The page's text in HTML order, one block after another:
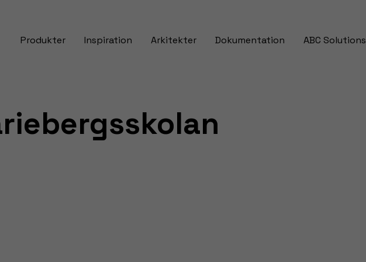
Produkter Inspiration Arkitekter Dokumentation ABC Solutions